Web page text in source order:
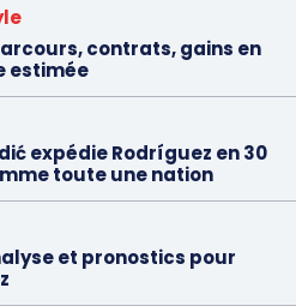
contrats, gains en
estimée
expédie Rodríguez en 30
toute une nation
et pronostics pour